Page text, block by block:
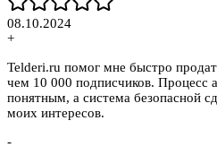
08.10.2024
+
Telderi.ru помог мне быстро
чем 10 000 подписчиков. Процесс
понятным, а система безопасной
моих интересов.
-